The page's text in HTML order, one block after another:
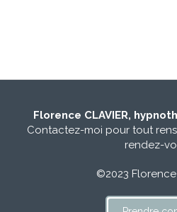
Florence CLAVIER,
Contactez-moi pour tout
rendez-
©2023 Florence